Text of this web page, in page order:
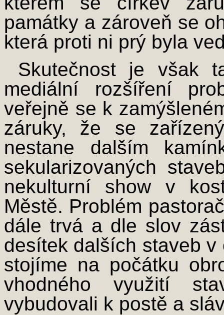
památky a zároveň se
která proti ni prý byla
Skutečnost je však
mediální rozšíření
veřejně se k
záruky, že se
nestane dalším
sekularizovaných
nekulturní show v
Městě. Problém
dále trvá a dle slov
desítek dalších staveb
stojíme na počátku
vhodného využití
vybudovali k postě a